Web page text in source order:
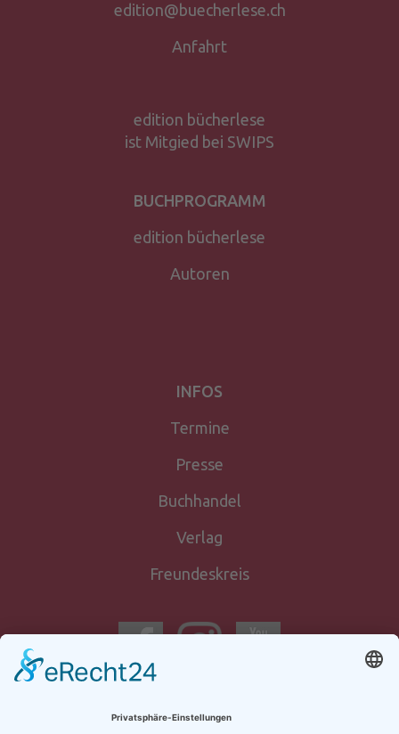
edition@buecherlese.ch
Anfahrt
edition bücherlese
ist Mitgied bei SWIPS
BUCHPROGRAMM
edition bücherlese
Autoren
INFOS
Termine
Presse
Buchhandel
Verlag
Freundeskreis
anmeldung